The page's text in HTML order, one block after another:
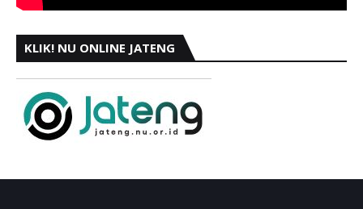
KLIK! NU ONLINE JATENG